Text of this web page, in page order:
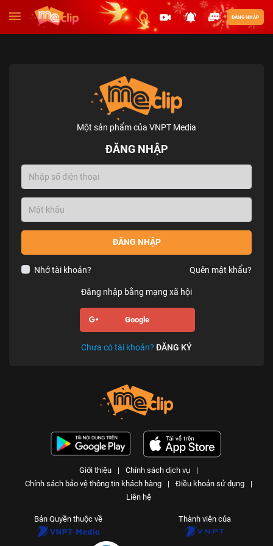
ĐĂNG NHẬP
Một sản phẩm của VNPT Media
ĐĂNG NHẬP
ĐĂNG NHẬP
Nhớ tài khoản? Quên mật khẩu?
Đăng nhập bằng mạng xã hội
Google
Chưa có tài khoản? ĐĂNG KÝ
Giới thiệu | Chính sách dịch vụ
|
Chính sách bảo vệ thông tin khách hàng
| Điều khoản sử dụng
|
Liên hệ
Bản Quyền thuộc về Thành viên của